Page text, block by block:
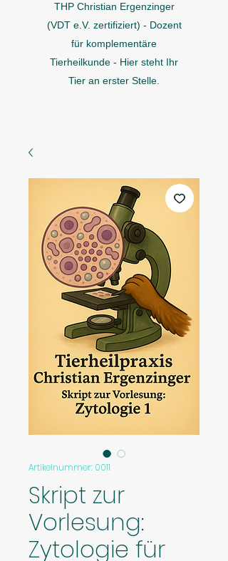
THP Christian Ergenzinger
(VDT e.V. zertifiziert) - Dozent
für komplementäre
Tierheilkunde - Hier steht Ihr
Tier an erster Stelle.
Artikelnummer: 0011
Skript zur
Vorlesung:
Zytologie für